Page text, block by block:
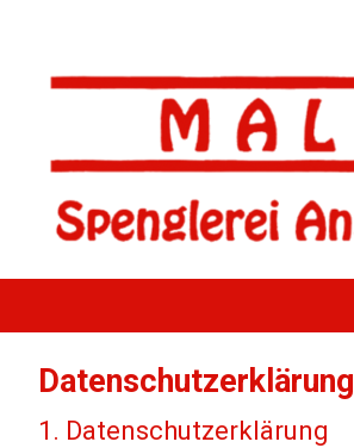
Über uns
Datenschutzerklärung
1. Datenschutzerklärung